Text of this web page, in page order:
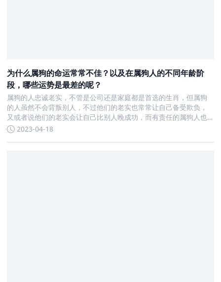
为什么属狗的命运常常不佳？以及在属狗人的不同年龄阶
段，哪些运势是最差的呢？
属狗的人忠诚老实，不管是公司还是家庭都是首选的生肖，但属狗
的人虽然不会背叛别人，不过他们的老实也常常让自己备受欺负，
又或者说他们的老实会让自己比别人晚成功，而有责任的属狗人也
会为了照顾家庭而受到很多压力。那么为什么都说属狗的命不好？
2023-04-18